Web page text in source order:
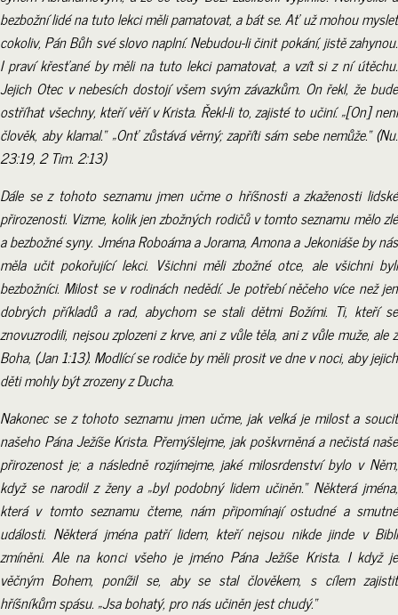
bezbožní lidé na tuto lekci měli pamatovat, a bát se. Ať už mohou myslet
cokoliv, Pán Bůh své slovo naplní. Nebudou-li činit pokání, jistě zahynou.
I praví křesťané by měli na tuto lekci pamatovat, a vzít si z ní útěchu.
Jejich Otec v nebesích dostojí všem svým závazkům. On řekl, že bude
ostříhat všechny, kteří věří v Krista. Řekl-li to, zajisté to učiní. „[On] není
člověk, aby klamal.“ „Onť zůstává věrný; zapříti sám sebe nemůže.“ (Nu.
23:19, 2 Tim. 2:13)
Dále se z tohoto seznamu jmen učme o hříšnosti a zkaženosti lidské
přirozenosti. Vizme, kolik jen zbožných rodičů v tomto seznamu mělo zlé
a bezbožné syny. Jména Roboáma a Jorama, Amona a Jekoniáše by nás
měla učit pokořující lekci. Všichni měli zbožné otce, ale všichni byli
bezbožníci. Milost se v rodinách nedědí. Je potřebí něčeho více než jen
dobrých příkladů a rad, abychom se stali dětmi Božími. Ti, kteří se
znovuzrodili, nejsou zplozeni z krve, ani z vůle těla, ani z vůle muže, ale z
Boha, (Jan 1:13). Modlící se rodiče by měli prosit ve dne v noci, aby jejich
děti mohly být zrozeny z Ducha.
Nakonec se z tohoto seznamu jmen učme, jak velká je milost a soucit
našeho Pána Ježíše Krista. Přemýšlejme, jak poškvrněná a nečistá naše
přirozenost je; a následně rozjímejme, jaké milosrdenství bylo v Něm,
když se narodil z ženy a „byl podobný lidem učiněn.“ Některá jména,
která v tomto seznamu čteme, nám připomínají ostudné a smutné
události. Některá jména patří lidem, kteří nejsou nikde jinde v Bibli
zmíněni. Ale na konci všeho je jméno Pána Ježíše Krista. I když je
věčným Bohem, ponížil se, aby se stal člověkem, s cílem zajistit
hříšníkům spásu. „Jsa bohatý, pro nás učiněn jest chudý.“